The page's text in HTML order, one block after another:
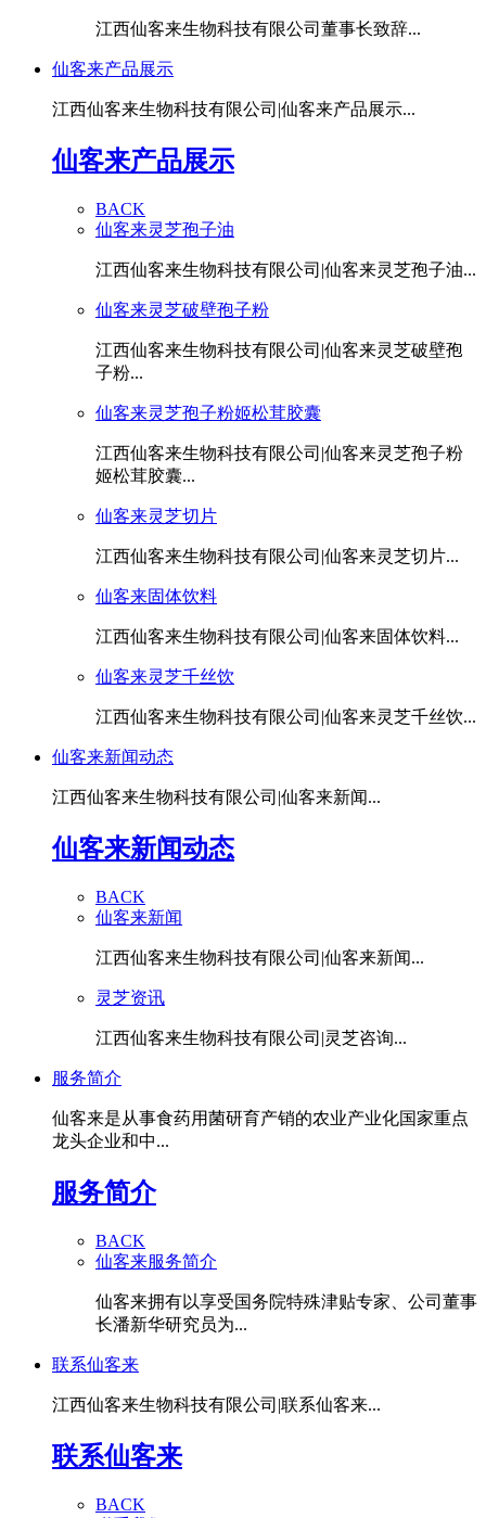
江西仙客来生物科技有限公司董事长致辞...
仙客来产品展示
江西仙客来生物科技有限公司|仙客来产品展示...
仙客来产品展示
BACK
仙客来灵芝孢子油
江西仙客来生物科技有限公司|仙客来灵芝孢子油...
仙客来灵芝破壁孢子粉
江西仙客来生物科技有限公司|仙客来灵芝破壁孢
子粉...
仙客来灵芝孢子粉姬松茸胶囊
江西仙客来生物科技有限公司|仙客来灵芝孢子粉
姬松茸胶囊...
仙客来灵芝切片
江西仙客来生物科技有限公司|仙客来灵芝切片...
仙客来固体饮料
江西仙客来生物科技有限公司|仙客来固体饮料...
仙客来灵芝千丝饮
江西仙客来生物科技有限公司|仙客来灵芝千丝饮...
仙客来新闻动态
江西仙客来生物科技有限公司|仙客来新闻...
仙客来新闻动态
BACK
仙客来新闻
江西仙客来生物科技有限公司|仙客来新闻...
灵芝资讯
江西仙客来生物科技有限公司|灵芝咨询...
服务简介
仙客来是从事食药用菌研育产销的农业产业化国家重点
龙头企业和中...
服务简介
BACK
仙客来服务简介
仙客来拥有以享受国务院特殊津贴专家、公司董事
长潘新华研究员为...
联系仙客来
江西仙客来生物科技有限公司|联系仙客来...
联系仙客来
BACK